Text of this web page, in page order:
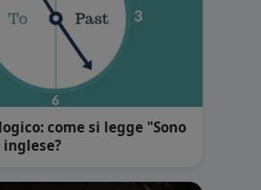
come si legge "Sono
inglese?